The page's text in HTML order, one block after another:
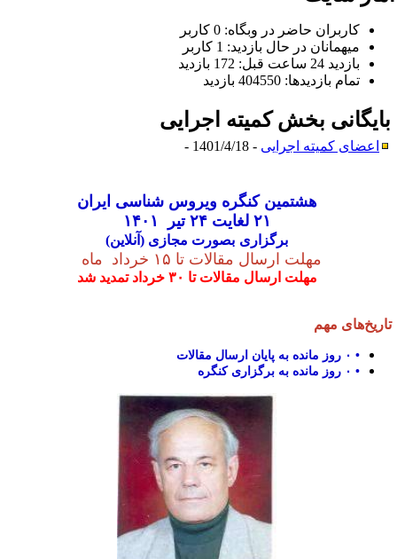
کاربران حاضر در وبگاه: 0 کاربر
ميهمانان در حال بازديد: 1 کاربر
بازديد 24 ساعت قبل: 172 بازدید
تمام بازديد‌ها: 404550 بازدید
بخش کمیته اجرایی
اعضای کمیته اجرایی- 1401/4/18 -
هشتمین کنگره ویروس شناسی ایران
۲۱ لغایت ۲۴ تیر ۱۴۰۱
برگزاری بصورت مجازی (آنلاین)
مهلت ارسال مقالات تا ۱۵ خرداد ماه
مهلت ارسال مقالات تا ۳۰ خرداد تمدید شد
مهم
• ۰ روز مانده به پایان ارسال مقالات
•
۰ روز مانده به برگزاری کنگره